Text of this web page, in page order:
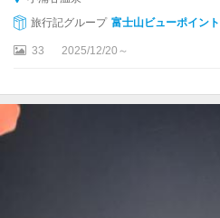
旅行記グループ 富士山ビューポイン
33 2025/12/20～